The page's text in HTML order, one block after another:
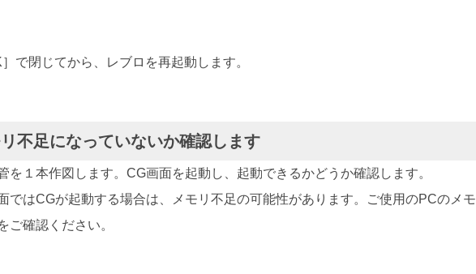
で閉じてから、レブロを再起動します。
不足になっていないか確認します
を１本作図します。CG画面を起動し、起動できるかどうか確認します。
ではCGが起動する場合は、メモリ不足の可能性があります。ご使用のPCのメモ
ご確認ください。